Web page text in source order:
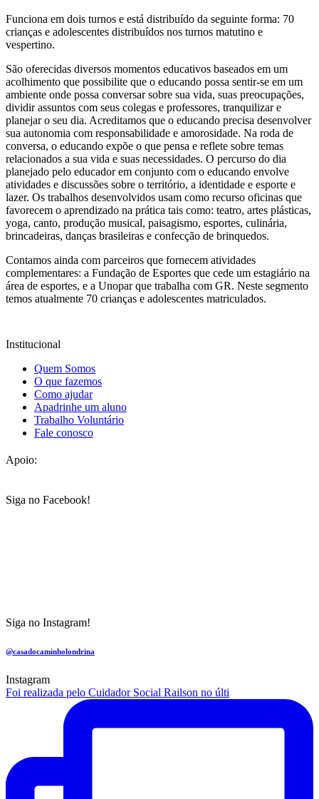
Funciona em dois turnos e está distribuído da seguinte forma: 70
crianças e adolescentes distribuídos nos turnos matutino e
vespertino.
São oferecidas diversos momentos educativos baseados em um
acolhimento que possibilite que o educando possa sentir-se em um
ambiente onde possa conversar sobre sua vida, suas preocupações,
dividir assuntos com seus colegas e professores, tranquilizar e
planejar o seu dia. Acreditamos que o educando precisa desenvolver
sua autonomia com responsabilidade e amorosidade. Na roda de
conversa, o educando expõe o que pensa e reflete sobre temas
relacionados a sua vida e suas necessidades. O percurso do dia
planejado pelo educador em conjunto com o educando envolve
atividades e discussões sobre o território, a identidade e esporte e
lazer. Os trabalhos desenvolvidos usam como recurso oficinas que
favorecem o aprendizado na prática tais como: teatro, artes plásticas,
yoga, canto, produção musical, paisagismo, esportes, culinária,
brincadeiras, danças brasileiras e confecção de brinquedos.
Contamos ainda com parceiros que fornecem atividades
complementares: a Fundação de Esportes que cede um estagiário na
área de esportes, e a Unopar que trabalha com GR. Neste segmento
temos atualmente 70 crianças e adolescentes matriculados.
Institucional
Quem Somos
O que fazemos
Como ajudar
Apadrinhe um aluno
Trabalho Voluntário
Fale conosco
Apoio:
Siga no Facebook!
Siga no Instagram!
@casadocaminholondrina
Instagram
Foi realizada pelo Cuidador Social Railson no últi